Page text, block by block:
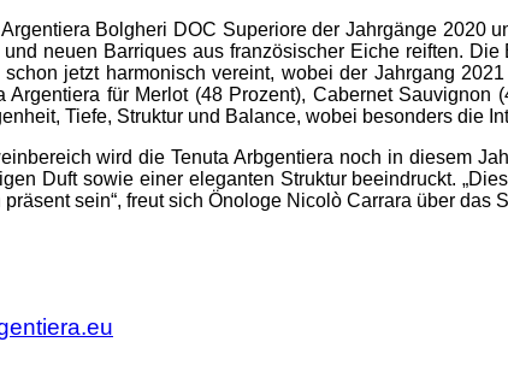
Bolgheri DOC Superiore der Jahrgänge
neuen Barriques aus französischer Eiche reiften.
jetzt harmonisch vereint, wobei der Jahrgang
Argentiera für Merlot (48 Prozent), Cabernet
Tiefe, Struktur und Balance, wobei besonders die
wird die Tenuta Arbgentiera noch in diesem
Duft sowie einer eleganten Struktur beeindruckt.
sein“, freut sich Önologe Nicolò Carrara über das